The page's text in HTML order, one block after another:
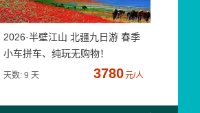
2026·半壁江山 北疆九日游 春季
小车拼车、纯玩无购物！
天数: 9 天 3780元/人